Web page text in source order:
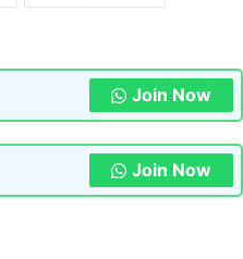
Join Now
Join Now